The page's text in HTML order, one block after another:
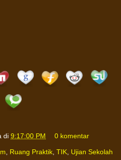
di 9:17:00 PM 0 komentar
Ruang Praktik TIK Ujian Sekolah